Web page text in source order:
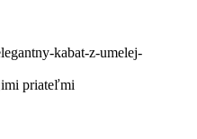
kabat-z-umelej-
priateľmi